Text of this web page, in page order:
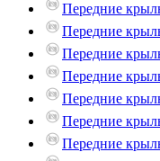
Передние
Передние
Передние
Передние
Передние
Передние
Передние